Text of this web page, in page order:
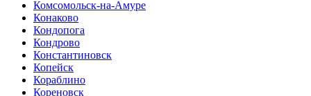
Комсомольск-на-Амуре
Конаково
Кондопога
Кондрово
Константиновск
Копейск
Кораблино
Кореновск